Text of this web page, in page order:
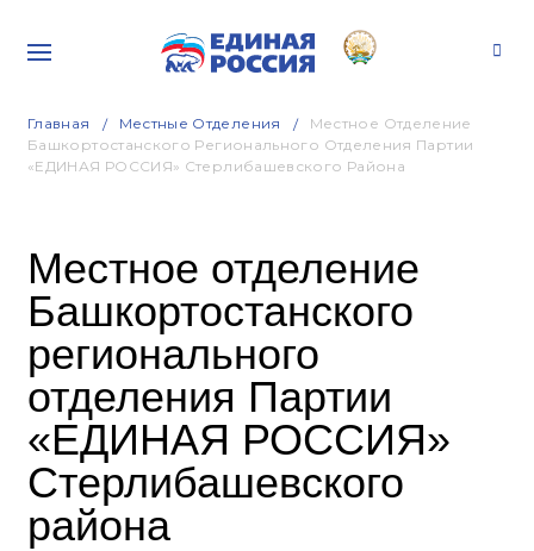
Главная Местные Отделения
Местное Отделение
Башкортостанского Регионального Отделения Партии
«ЕДИНАЯ РОССИЯ» Стерлибашевского Района
Местное отделение
Башкортостанского
регионального
отделения Партии
«ЕДИНАЯ РОССИЯ»
Стерлибашевского
района